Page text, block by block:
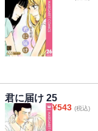
君に届け 25
¥543 (税込)